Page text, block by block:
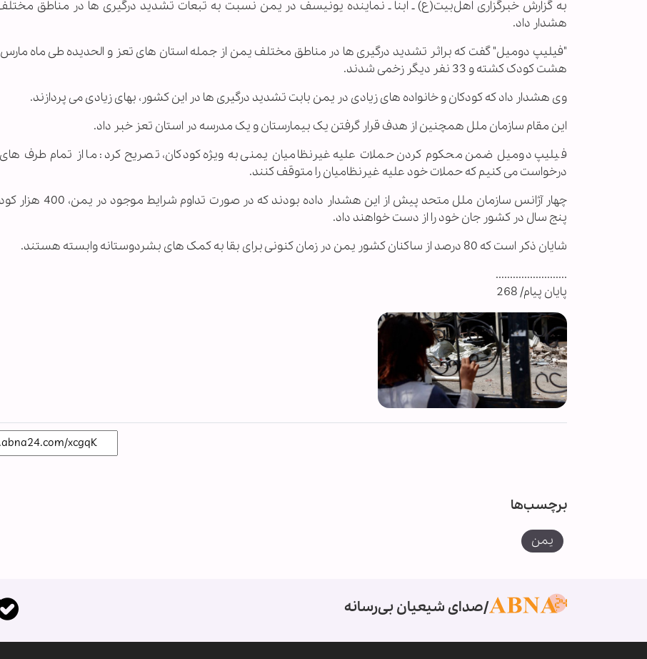
به گزارش خبرگزاری اهل‌بیت(ع) ـ ابنا ـ نماینده یونیسف در یمن نسبت به تبعات تشدید درگیری ها در مناطق
هشدار داد.
"فیلیپ دومیل" گفت که براثر تشدید درگیری ها در مناطق مختلف یمن از جمله استان های تعز و الحدیده طی ماه مارس
هشت کودک کشته و 33 نفر دیگر زخمی شدند.
وی هشدار داد که کودکان و خانواده های زیادی در یمن بابت تشدید درگیری ها در این کشور، بهای زیادی می پردازند.
این مقام سازمان ملل همچنین از هدف قرار گرفتن یک بیمارستان و یک مدرسه در استان تعز خبر داد.
فیلیپ دومیل ضمن محکوم کردن حملات علیه غیرنظامیان یمنی به ویژه کودکان، تصریح کرد: ما از تمام طرف
درخواست می کنیم که حملات خود علیه غیرنظامیان را متوقف کنند.
چهار آژانس سازمان ملل متحد پیش از این هشدار داده بودند که
پنج سال در کشور جان خود را از دست خواهند داد.
شایان ذکر است که 80 درصد از ساکنان کشور یمن در زمان کنونی برای بقا به کمک های بشردوستانه وابسته هستند.
.........................
پایان پیام/ 268
برچسب‌ها
یمن
صدای شیعیان بی‌رسانه